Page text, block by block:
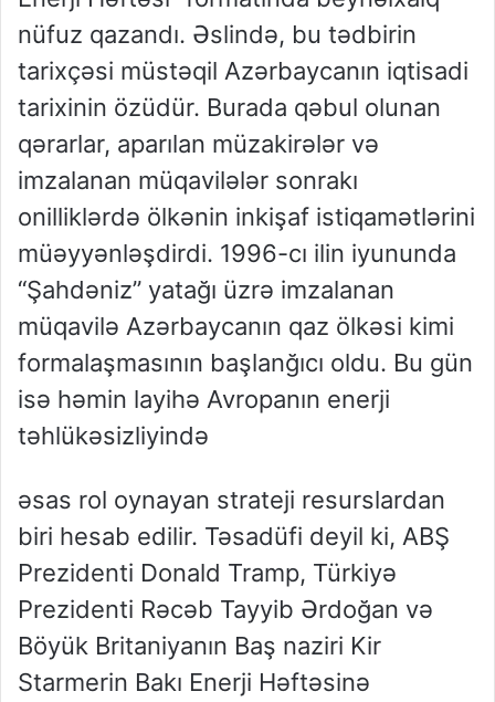
nüfuz qazandı. Əslində, bu tədbirin
tarixçəsi müstəqil Azərbaycanın iqtisadi
tarixinin özüdür. Burada qəbul olunan
qərarlar, aparılan müzakirələr və
imzalanan müqavilələr sonrakı
onilliklərdə ölkənin inkişaf istiqamətlərini
müəyyənləşdirdi. 1996-cı ilin iyununda
“Şahdəniz” yatağı üzrə imzalanan
müqavilə Azərbaycanın qaz ölkəsi kimi
formalaşmasının başlanğıcı oldu. Bu gün
isə həmin layihə Avropanın enerji
təhlükəsizliyində
əsas rol oynayan strateji resurslardan
biri hesab edilir. Təsadüfi deyil ki, ABŞ
Prezidenti Donald Tramp, Türkiyə
Prezidenti Rəcəb Tayyib Ərdoğan və
Böyük Britaniyanın Baş naziri Kir
Starmerin Bakı Enerji Həftəsinə